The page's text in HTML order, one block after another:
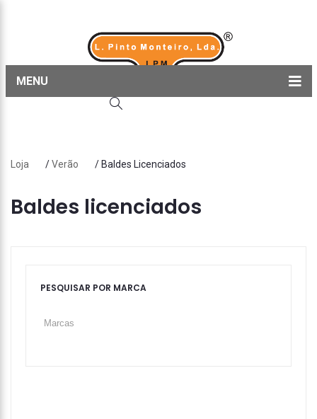
MENU
Sobre nós
Blog
Loja /Verão / Baldes Licenciados
Baldes licenciados
PESQUISAR POR MARCA